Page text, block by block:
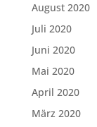
August 2020
Juli 2020
Juni 2020
Mai 2020
April 2020
März 2020